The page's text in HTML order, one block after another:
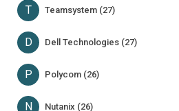
T Teamsystem (27)
D Dell Technologies (27)
P Polycom (26)
N Nutanix (26)